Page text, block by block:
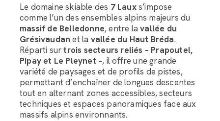
Le domaine skiable des 7 Lauxs’impose
comme l’un des ensembles alpins majeurs du
massif de Belledonne, entre lavallée du
Grésivaudan et la vallée du Haut Bréda.
Réparti surtrois secteurs reliés – Prapoutel,
Pipay et Le Pleynet –, il offre une grande
variété de paysages et de profils de pistes,
permettant d’enchaîner de longues descentes
tout en alternant zones accessibles, secteurs
techniques et espaces panoramiques face aux
massifs alpins environnants.